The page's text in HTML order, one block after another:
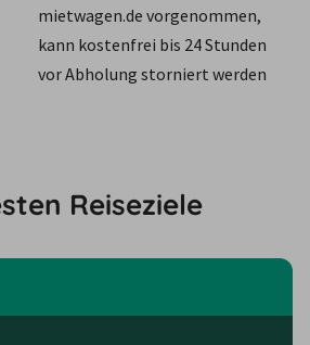
mietwagen.de vorgenommen,
kann kostenfrei bis 24 Stunden
vor Abholung storniert werden
Reiseziele